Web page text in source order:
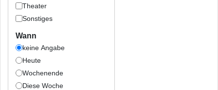
Theater
Sonstiges
Wann
keine Angabe
Heute
Wochenende
Diese Woche